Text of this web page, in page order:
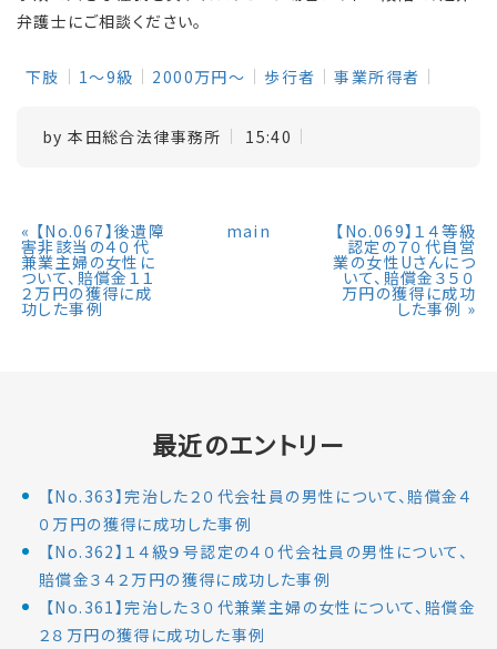
弁護士にご相談ください。
下肢 1～9級 2000万円～ 歩行者 事業所得者
by本田総合法律事務所 15:40
« 【No.067】後遺障
害非該当の４０代
兼業主婦の女性に
ついて、賠償金１１
２万円の獲得に成
功した事例
main 【No.069】１４等級
認定の７０代自営
業の女性Uさんにつ
いて、賠償金３５０
万円の獲得に成功
した事例 »
最近のエントリー
【No.363】完治した２０代会社員の男性について、賠償金４
０万円の獲得に成功した事例
【No.362】１４級９号認定の４０代会社員の男性について、
賠償金３４２万円の獲得に成功した事例
【No.361】完治した３０代兼業主婦の女性について、賠償金
２８万円の獲得に成功した事例